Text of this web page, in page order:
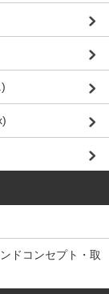
ドコンセプト・取